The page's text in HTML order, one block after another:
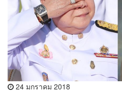
24 มกราคม 2018